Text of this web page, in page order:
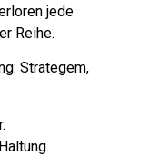
jede
Reihe.
Strategem,